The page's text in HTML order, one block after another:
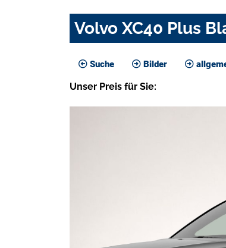
Volvo XC40 Plus
Suche Bilder
Unser Preis für Sie: